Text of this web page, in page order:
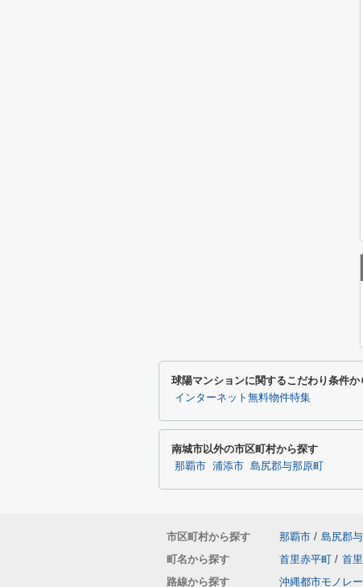
球陽マンションに関するこだわり条件か
インターネット無料物件特集
南城市以外の市区町村から探す
那覇市 浦添市 島尻郡与那原町
市区町村から探す 那覇市 / 島尻郡
町名から探す
首里赤平町 / 首
路線から探す
沖縄都市モノレ